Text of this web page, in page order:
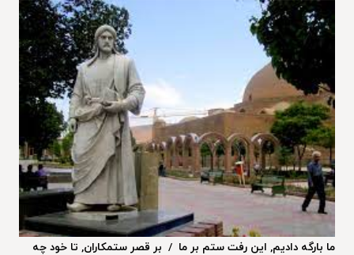
ما بارگه دادیم, این رفت ستم بر ما / بر قصر ستمکاران, تا خود چه